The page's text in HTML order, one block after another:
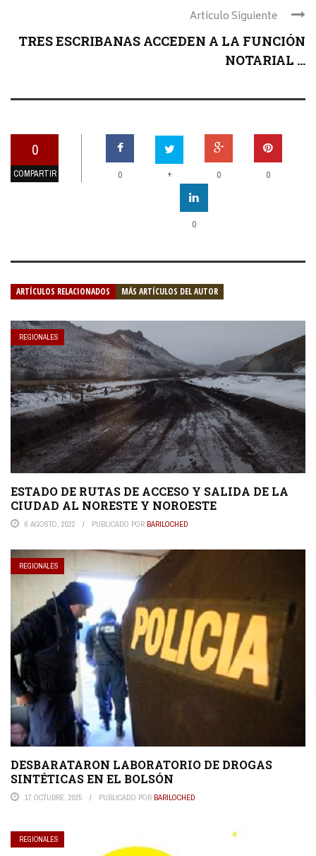
Articulo Siguiente
TRES ESCRIBANAS ACCEDEN A LA FUNCIÓN
NOTARIAL ...
0
COMPARTIR 0 + 0 0
0
ARTÍCULOS RELACIONADOS MÁS ARTÍCULOS DEL AUTOR
REGIONALES
ESTADO DE RUTAS DE ACCESO Y SALIDA DE LA
CIUDAD AL NORESTE Y NOROESTE
6 AGOSTO, 2022 PUBLICADO POR BARILOCHED
REGIONALES
DESBARATARON LABORATORIO DE DROGAS
SINTÉTICAS EN EL BOLSÓN
17 OCTUBRE, 2025 PUBLICADO POR BARILOCHED
REGIONALES